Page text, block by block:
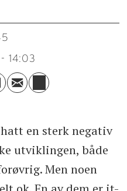
- 14:03
en sterk negativ
utviklingen, både
Men noen